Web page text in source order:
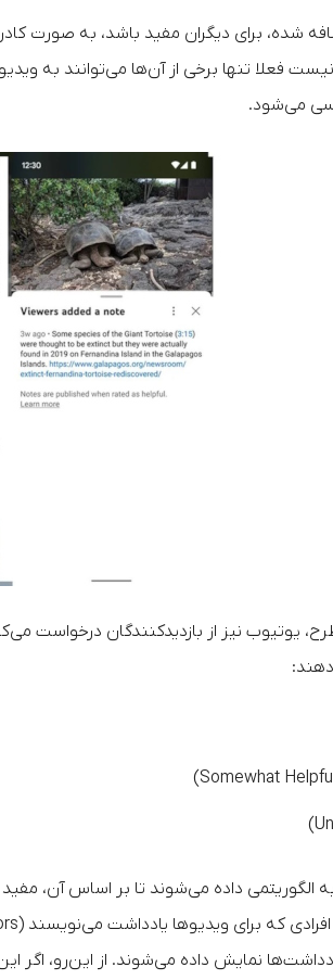
شده، برای دیگران مفید باشد، به صورت
فعلا تنها برخی از آن‌ها می‌توانند به
می‌شود.
یوتیوب نیز از بازدیدکنندگان
به الگوریتمی داده می‌شوند تا بر اساس
نمایش داده می‌شوند. از این‌رو، اگر